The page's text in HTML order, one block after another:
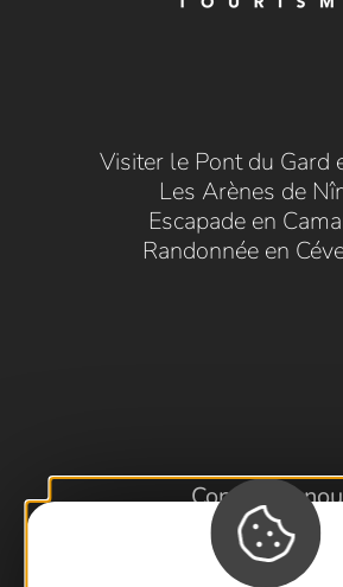
Visiter le Pont du Gard
Les Arènes de
Escapade en
Randonnée en
Contactez-
Foire aux
Brochures